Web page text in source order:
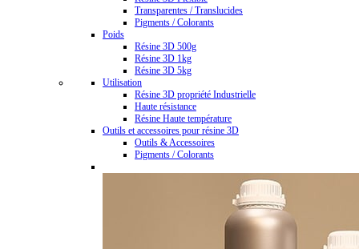
Transparentes / Translucides
Pigments / Colorants
Poids
Résine 3D 500g
Résine 3D 1kg
Résine 3D 5kg
Utilisation
Résine 3D propriété Industrielle
Haute résistance
Résine Haute température
Outils et accessoires pour résine 3D
Outils & Accessoires
Pigments / Colorants